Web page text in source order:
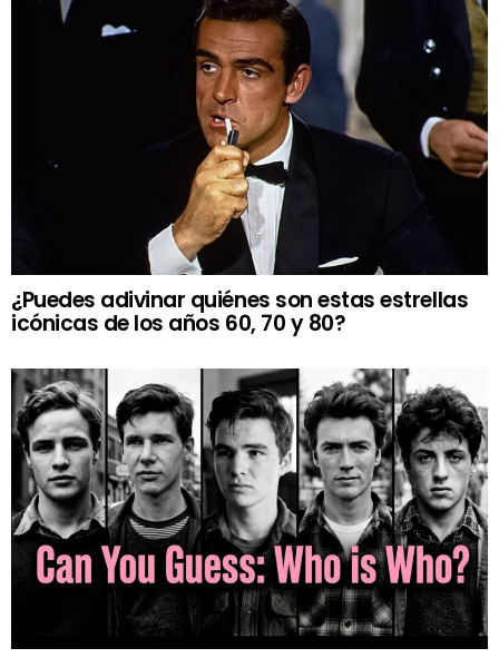
¿Puedes adivinar quiénes son estas estrellas
icónicas de los años 60, 70 y 80?